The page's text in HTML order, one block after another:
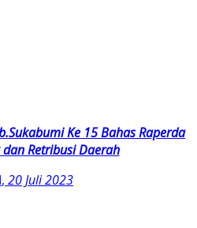
Ke 15 Bahas Raperda
Retribusi Daerah
, 20 Juli 2023